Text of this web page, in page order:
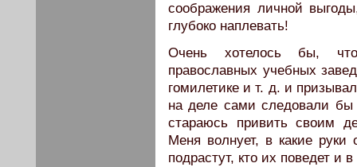
соображения личной
глубоко наплевать!
Очень хотелось бы,
православных учебных
гомилетике и т. д. и
на деле сами следовали
стараюсь привить своим
Меня волнует, в какие руки
подрастут, кто их поведет и